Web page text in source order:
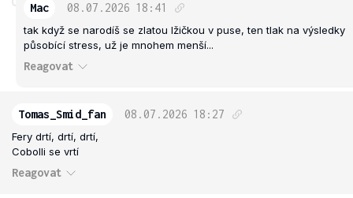
Mac 08.07.2026 18:41
tak když se narodíš se zlatou lžičkou v puse, ten tlak na výsledky
působící stress, už je mnohem menší...
Reagovat
Tomas_Smid_fan 08.07.2026 18:27
Fery drtí, drtí, drtí,
Cobolli se vrtí
Reagovat